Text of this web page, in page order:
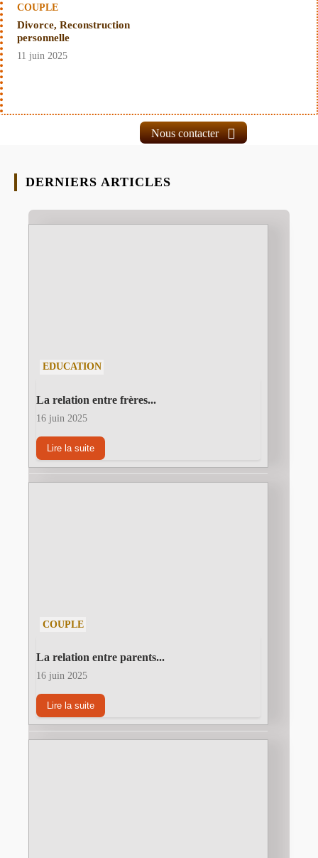
COUPLE
Divorce, Reconstruction
personnelle
11 juin 2025
Nous contacter
DERNIERS ARTICLES
EDUCATION
La relation entre frères...
16 juin 2025
Lire la suite
COUPLE
La relation entre parents...
16 juin 2025
Lire la suite